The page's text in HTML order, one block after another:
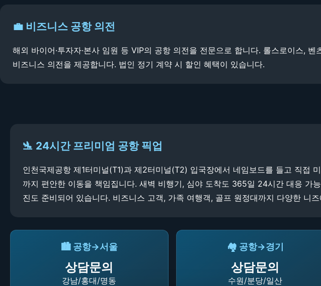
💼 비즈니스 공항 의전
해외 바이어·투자자·본사 임원 등 VIP의 공항 의전을 전문으로 합니다. 롤스로이스,
비즈니스 의전을 제공합니다. 법인 정기 계약 시 할인 혜택이 있습니다.
🛬 24시간 프리미엄 공항 픽업
인천국제공항 제1터미널(T1)과 제2터미널(T2) 입국장에서 네임보드를 들고 직접
까지 편안한 이동을 책임집니다. 새벽 비행기, 심야 도착도 365일 24시간 대응 가
진도 준비되어 있습니다. 비즈니스 고객, 가족 여행객, 골프 원정대까지 다양한 니
🏙️ 공항→서울
상담문의
강남/홍대/명동
🏘️ 공항→경기
상담문의
수원/분당/일산